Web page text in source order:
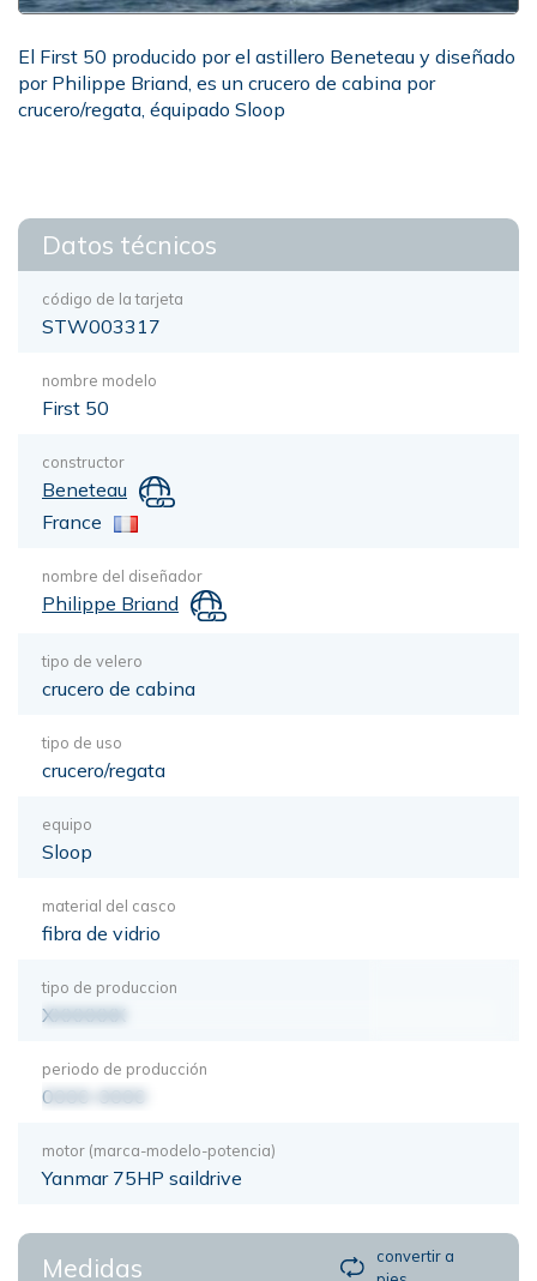
El First 50 producido por el astillero Beneteau y diseñado
por Philippe Briand, es un crucero de cabina por
crucero/regata, équipado Sloop
Datos técnicos
código de la tarjeta
STW003317
nombre modelo
First 50
constructor
Beneteau
France
nombre del diseñador
Philippe Briand
tipo de velero
crucero de cabina
tipo de uso
crucero/regata
equipo
Sloop
material del casco
fibra de vidrio
tipo de produccion
XXXXXXX
periodo de producción
0000-0000
motor (marca-modelo-potencia)
Yanmar 75HP saildrive
Medidas
convertir a